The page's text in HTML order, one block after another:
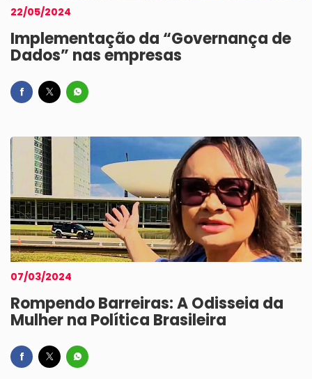
22/05/2024
Implementação da “Governança de
Dados” nas empresas
07/03/2024
Rompendo Barreiras: A Odisseia da
Mulher na Política Brasileira